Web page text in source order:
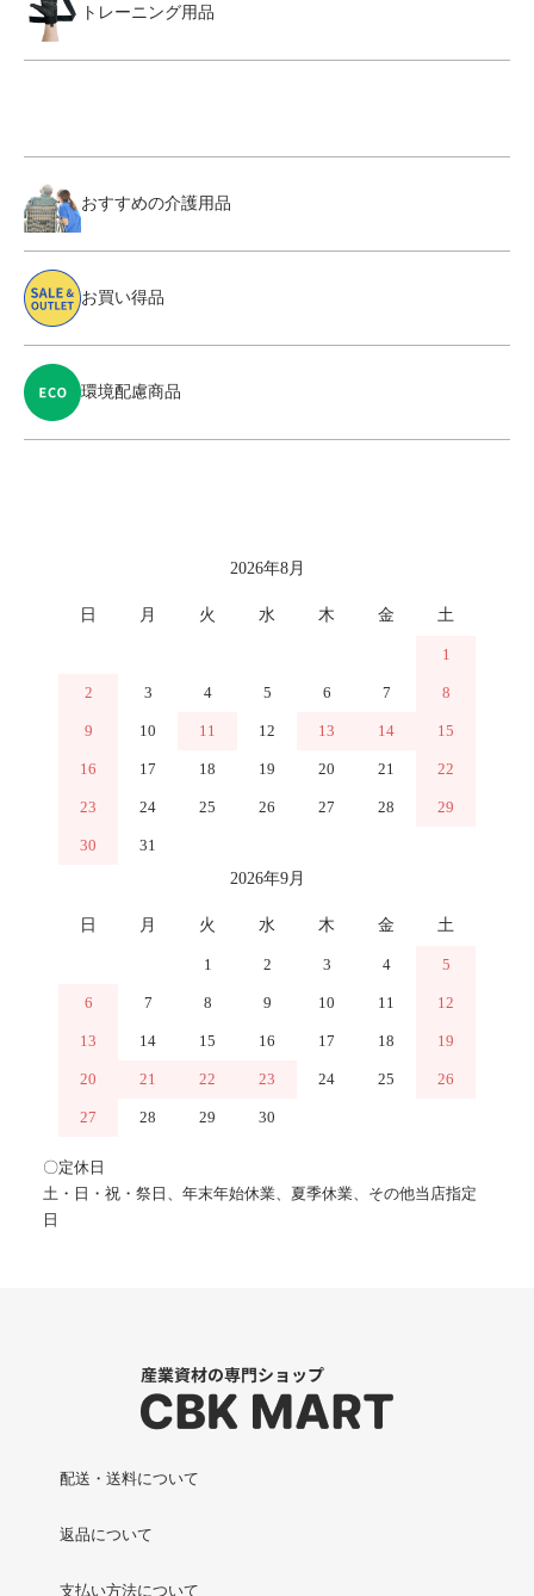
トレーニング用品
おすすめの介護用品
お買い得品
環境配慮商品
2026年8月
日 月 火 水 木 金 土
1
2 3 4 5 6 7 8
9 10 11 12 13 14 15
16 17 18 19 20 21 22
23 24 25 26 27 28 29
30
31
2026年9月
日 月 火 水 木 金 土
1 2 3 4 5
6 7 8 9 10 11 12
13 14 15 16 17 18 19
20 21 22 23 24 25 26
27 28 29 30
〇定休日
土・日・祝・祭日、年末年始休業、夏季休業、その他当店指定
日
配送・送料について
返品について
支払い方法について